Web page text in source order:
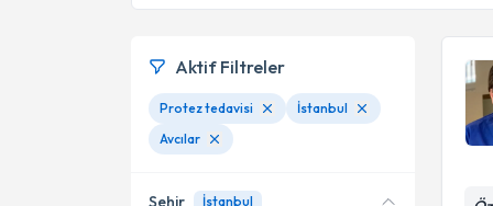
Aktif Filtreler
Protez tedavisi
İstanbul
Avcılar
Şehir İstanbul